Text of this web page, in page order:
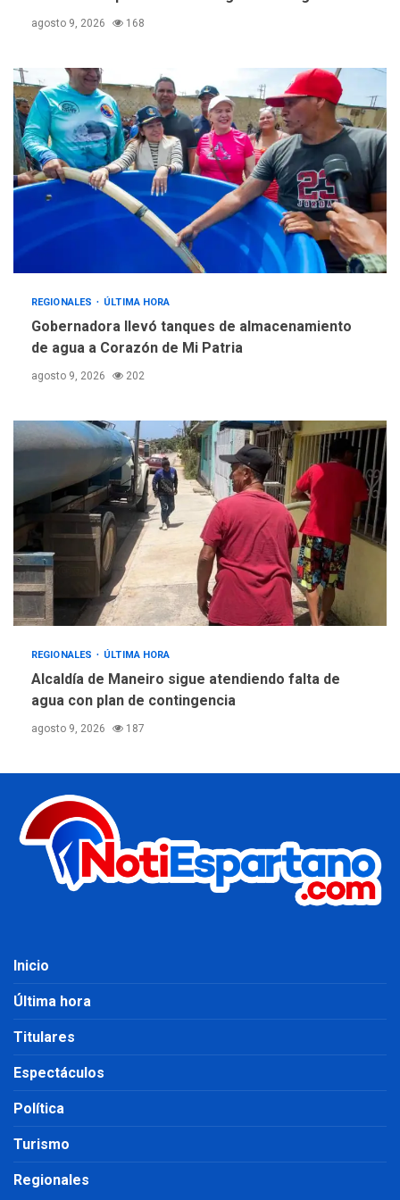
agosto 9, 2026 168
REGIONALES ÚLTIMA HORA
Gobernadora llevó tanques de almacenamiento
de agua a Corazón de Mi Patria
agosto 9, 2026 202
REGIONALES ÚLTIMA HORA
Alcaldía de Maneiro sigue atendiendo falta de
agua con plan de contingencia
agosto 9, 2026 187
Inicio
Última hora
Titulares
Espectáculos
Política
Turismo
Regionales